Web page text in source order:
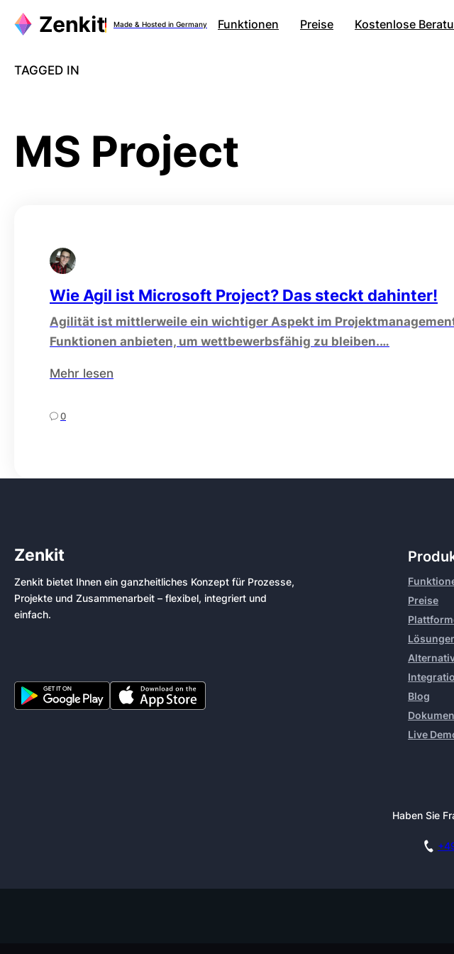
Zum
Inhalt
Made & Hosted in Germany Funktionen Preise Kostenlose
TAGGED IN
MS Project
Wie Agil ist Microsoft Project? Das steckt dahinter!
Agilität ist mittlerweile ein wichtiger Aspekt im
Funktionen anbieten, um wettbewerbsfähig zu bleiben.…
Mehr lesen
0
Zenkit
Zenkit bietet Ihnen ein ganzheitliches Konzept für Prozesse,
Projekte und Zusammenarbeit – flexibel, integriert und
einfach.
Preise
Blog
Live
Haben Sie